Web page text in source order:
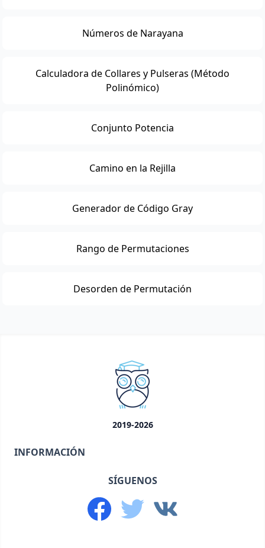
Números de Narayana
Calculadora de Collares y Pulseras (Método
Polinómico)
Conjunto Potencia
Camino en la Rejilla
Generador de Código Gray
Rango de Permutaciones
Desorden de Permutación
2019-2026
INFORMACIÓN
SÍGUENOS